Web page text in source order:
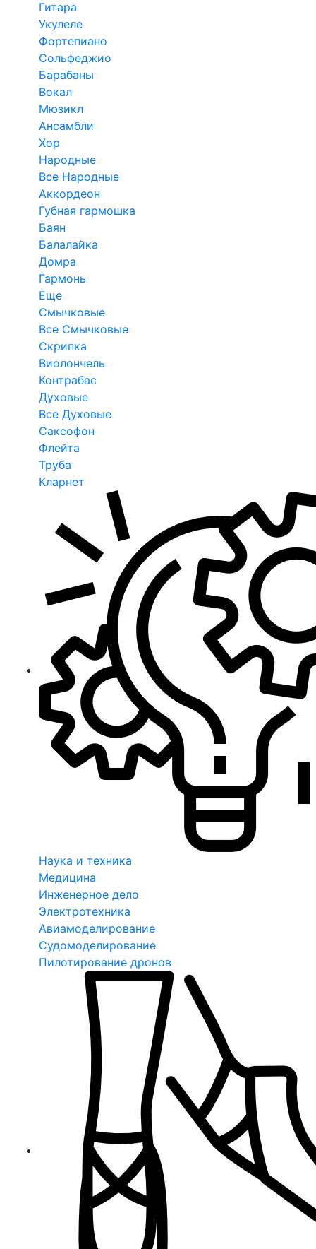
Гитара
Укулеле
Фортепиано
Сольфеджио
Барабаны
Вокал
Мюзикл
Ансамбли
Хор
Народные
Все Народные
Аккордеон
Губная гармошка
Баян
Балалайка
Домра
Гармонь
Еще
Смычковые
Все Смычковые
Скрипка
Виолончель
Контрабас
Духовые
Все Духовые
Саксофон
Флейта
Труба
Кларнет
Наука и техника
Медицина
Инженерное дело
Электротехника
Авиамоделирование
Судомоделирование
Пилотирование дронов